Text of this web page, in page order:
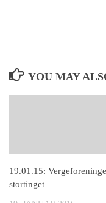
YOU MAY
19.01.15:
stortinget